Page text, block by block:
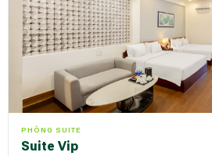
PHÒNG SUITE
Suite Vip